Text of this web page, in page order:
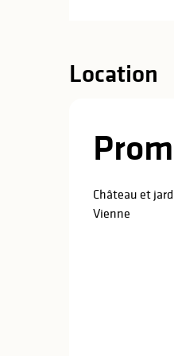
Location
Château et
Vienne